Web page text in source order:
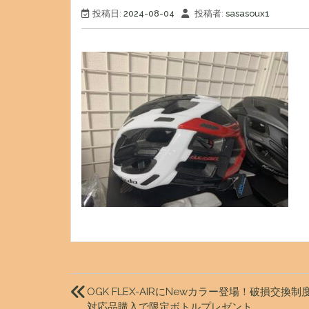
投稿日: 2024-08-04 投稿者: sasasoux1
投
稿 OGK FLEX-AIRにNewカラー登場！破損交換制